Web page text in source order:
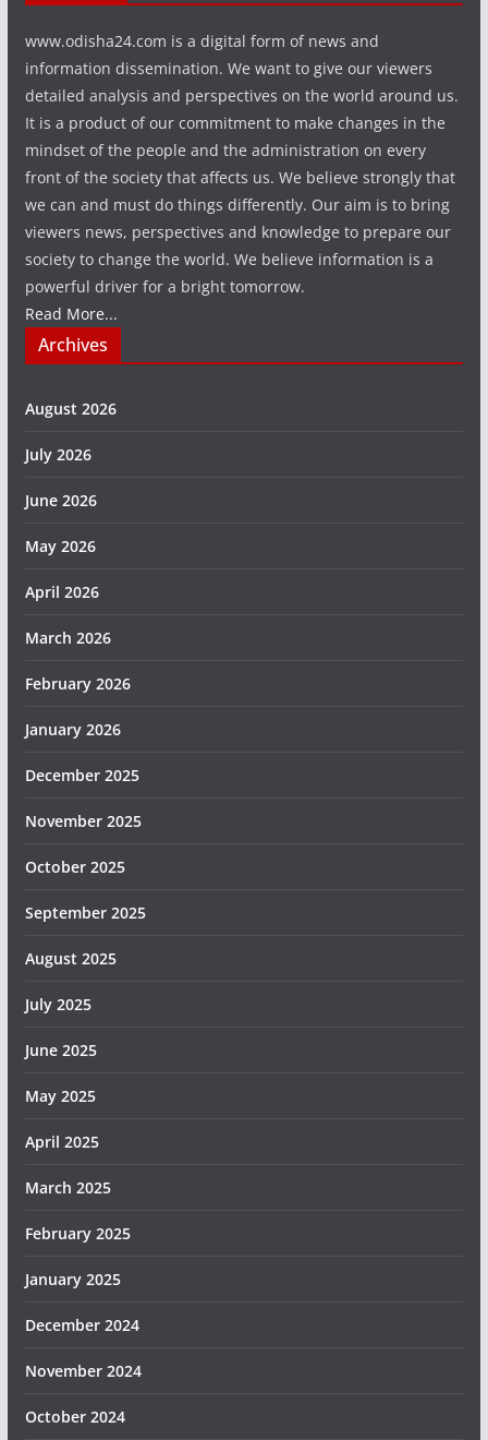
www.odisha24.com is a digital form of news and
information dissemination. We want to give our viewers
detailed analysis and perspectives on the world around us.
It is a product of our commitment to make changes in the
mindset of the people and the administration on every
front of the society that affects us. We believe strongly that
we can and must do things differently. Our aim is to bring
viewers news, perspectives and knowledge to prepare our
society to change the world. We believe information is a
powerful driver for a bright tomorrow.
Read More...
Archives
August 2026
July 2026
June 2026
May 2026
April 2026
March 2026
February 2026
January 2026
December 2025
November 2025
October 2025
September 2025
August 2025
July 2025
June 2025
May 2025
April 2025
March 2025
February 2025
January 2025
December 2024
November 2024
October 2024